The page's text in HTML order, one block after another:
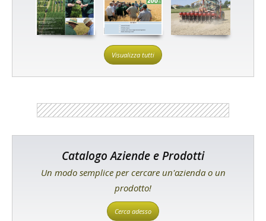
Visualizza tutti
Catalogo Aziende e Prodotti
Un modo semplice per cercare un'azienda o un
prodotto!
Cerca adesso